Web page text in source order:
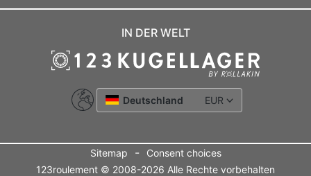
IN DER WELT
Deutschland EUR
Sitemap -
Consent choices
123roulement © 2008-2026 Alle Rechte vorbehalten